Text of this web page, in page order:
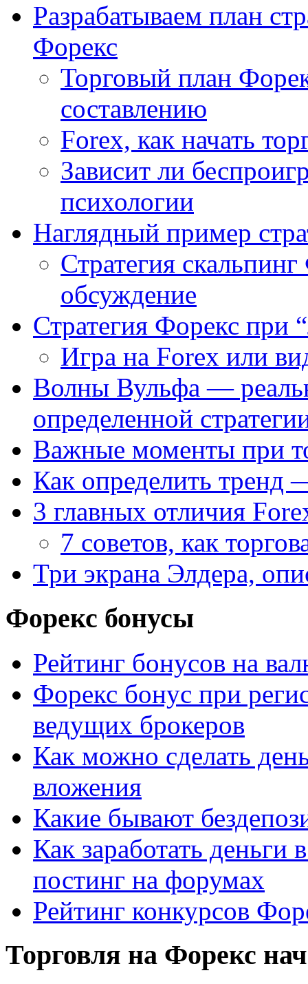
Разрабатываем план
Форекс
Торговый план
составлению
Forex, как начать
Зависит ли
психологии
Наглядный пример
Стратегия
обсуждение
Стратегия Форекс при
Игра на Forex или
Волны Вульфа —
определенной
Важные моменты при
Как определить тренд
3 главных отличия
7 советов, как
Три экрана Элдера,
Форекс бонусы
Рейтинг бонусов на
Форекс бонус при
ведущих брокеров
Как можно сделать
вложения
Какие бывают
Как заработать
постинг на форумах
Рейтинг конкурсов
Торговля на Форекс